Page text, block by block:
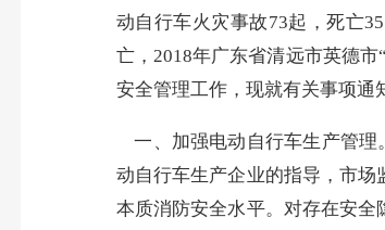
动自行车火灾事故73起，死亡
亡， 2018年广东省清远市英德市
安全管理工作，现就有关事项通
一、加强电动自行车生产管理。
动自行车生产企业的指导，市
本质消防安全水平。对存在安